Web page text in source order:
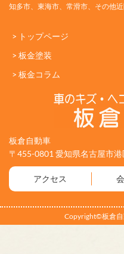
知多市、東海市、常滑市、その他
> トップページ
> 板金塗装
> 板金コラム
板倉自動車
〒455-0801 愛知県名古屋市
アクセス
Copyright©板倉自